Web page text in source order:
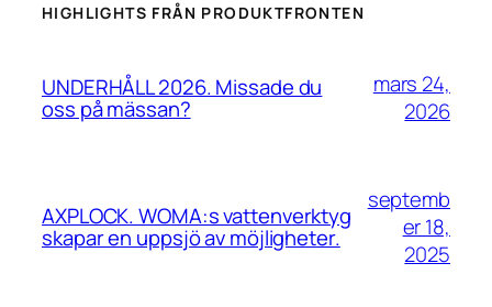
HIGHLIGHTS FRÅN PRODUKTFRONTEN
UNDERHÅLL 2026. Missade du
oss på mässan?
mars 24,
2026
AXPLOCK. WOMA:s vattenverktyg
skapar en uppsjö av möjligheter.
septemb
er 18,
2025